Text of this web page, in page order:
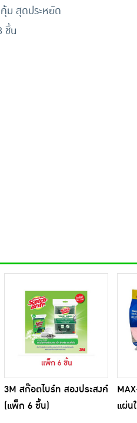
ม สุดประหยัด
ชิ้น
3M สก๊อตไบร์ท สองประสงค์
(แพ็ก 6 ชิ้น)
แผ่น